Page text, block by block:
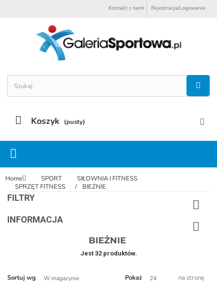
Rejestracja/Logowanie
Kontakt z nami
Koszyk (pusty)
Home SPORT
SIŁOWNIA I FITNESS
SPRZĘT FITNESS
BIEŻNIE
FILTRY
INFORMACJA
BIEŻNIE
Jest 32 produktów.
Sortuj wg W magazynie Pokaż 24 na stronę